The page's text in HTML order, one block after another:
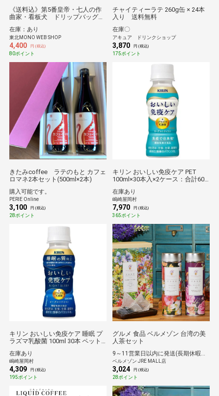
《送料込》第5番皇帝・七人の作
曲家・看板犬 ドリップバッグ詰
在庫：あり
東北MONO WEB SHOP
4,400 円 (税込)
80ポイント
チャイティーラテ 260g缶 × 24本
入り 送料無料
在庫〇
アキュア ドリンクショップ
3,870 円 (税込)
175ポイント
きたみcoffee ラテのもと カフェ
ロマネ2本セット(500ml×2本)
購入可能です。
PERIE Online
3,100 円 (税込)
28ポイント
キリン おいしい免疫ケア PET
100ml×30本入×2ケース：合計60
在庫あり
嶋崎屋岡村
7,970 円 (税込)
365ポイント
キリン おいしい免疫ケア 睡眠 プ
ラズマ乳酸菌 100ml 30本 ペット
在庫あり
嶋崎屋岡村
4,309 円 (税込)
195ポイント
グルメ 食品 ベルメゾン 台湾の美
人茶セット
9～11営業日以内に発送(長期休暇除く)
ベルメゾン JRE MALL店
3,024 円 (税込)
28ポイント